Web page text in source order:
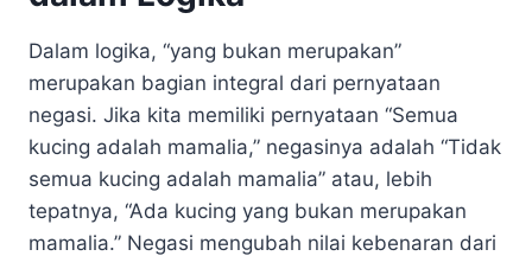
Dalam logika, “yang bukan merupakan”
merupakan bagian integral dari pernyataan
negasi. Jika kita memiliki pernyataan “Semua
kucing adalah mamalia,” negasinya adalah “Tidak
semua kucing adalah mamalia” atau, lebih
tepatnya, “Ada kucing yang bukan merupakan
mamalia.” Negasi mengubah nilai kebenaran dari